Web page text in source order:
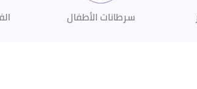
سرطانات الأطفال